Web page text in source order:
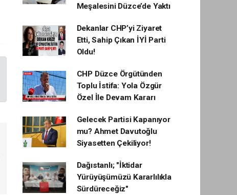
Meşalesini Düzce’de Yaktı
Dekanlar CHP’yi Ziyaret
Etti, Sahip Çıkan İYİ Parti
Oldu!
CHP Düzce Örgütünden
Toplu İstifa: Yola Özgür
Özel İle Devam Kararı
Gelecek Partisi Kapanıyor
mu? Ahmet Davutoğlu
Siyasetten Çekiliyor!
Dağıstanlı; "İktidar
Yürüyüşümüzü Kararlılıkla
Sürdüreceğiz"